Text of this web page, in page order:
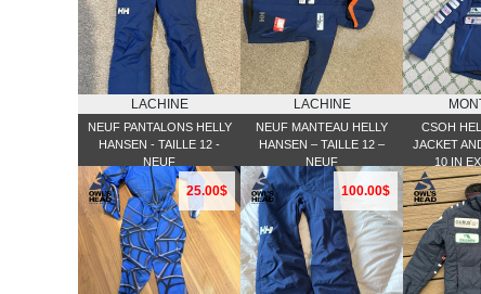
LACHINE
NEUF PANTALONS HELLY
HANSEN - TAILLE 12 -
NEUF
LACHINE
NEUF MANTEAU HELLY
HANSEN – TAILLE 12 –
NEUF
CSOH
JACKET
10 IN
25.00$ 100.00$